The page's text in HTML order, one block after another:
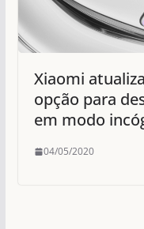
Xiaomi
opção para
em modo
04/05/2020